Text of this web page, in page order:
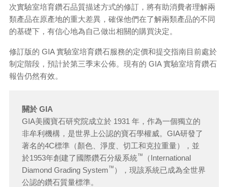
次實驗室培育鑽石品質描述方式的修訂，將有助消費者理解兩
類產品在原產地的重大差異，確保他們在了解兩類產品的不同
的基礎下，有信心地為自己做出相關的購買決定。
修訂版的 GIA 實驗室培育鑽石服務的定價和提交指南目前處於
制定階段，預計於第三季末公佈。現有的 GIA 實驗室培育鑽石
報告仍然有效。
關於 GIA
GIA美國寶石研究院成立於 1931 年，作為一個獨立的
非牟利機構，是世界上公認的寶石學權威。GIA研發了
著名的4C標準（顏色、淨度、切工和克拉重量），並
於1953年創建了國際鑽石分級系統™
（International
Diamond Grading System™ ），現該系統已成為全世界
公認的鑽石質量標準。